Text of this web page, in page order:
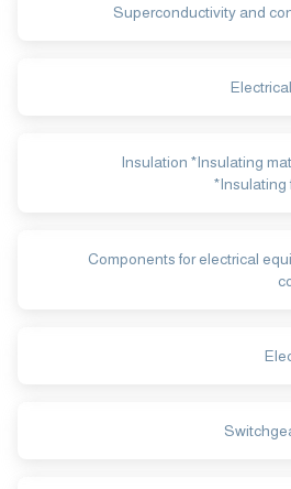
Superconductivity and
Insulation *Insulating
*Insulating
Components for electrical